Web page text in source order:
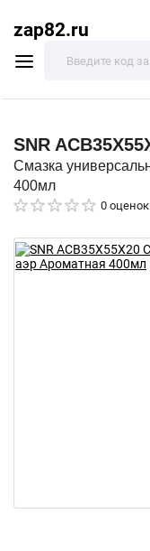
zap82.ru
SNR
Смазка
400мл
0 оценок